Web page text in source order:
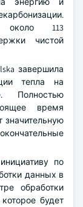
около 113
чистой
завершила
тепла на
Полностью
время
значительную
по
данных в
обработки
будет